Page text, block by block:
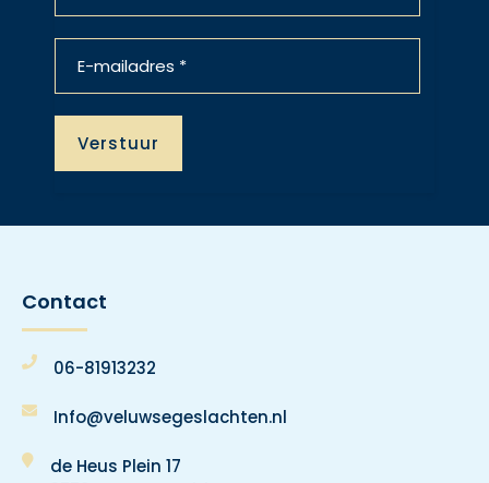
Contact
06-81913232
Info@veluwsegeslachten.nl
de Heus Plein 17